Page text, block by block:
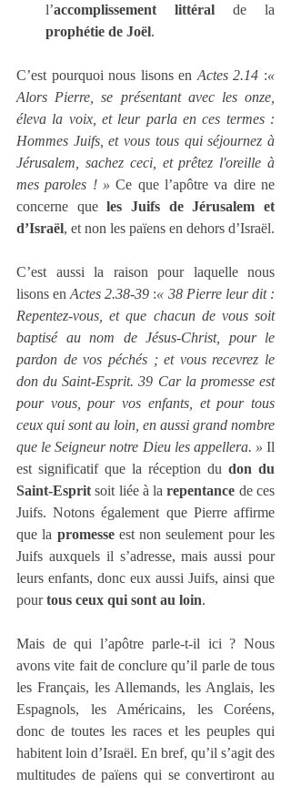
l’accomplissement littéral
prophétie de Joël.
C’est pourquoi nous lisons en Actes 2.14 :«
Alors Pierre, se présentant avec les onze,
éleva la voix, et leur parla en ces termes :
Hommes Juifs, et vous tous qui séjournez à
Jérusalem, sachez ceci, et prêtez l'oreille à
mes paroles ! » Ce que l’apôtre va dire ne
concerne que les Juifs de Jérusalem et
d’Israël, et non les païens en dehors d’Israël.
C’est aussi la raison pour laquelle nous
lisons en Actes 2.38‑39 :« 38 Pierre leur dit :
Repentez-vous, et que chacun de vous soit
baptisé au nom de Jésus‑Christ, pour le
pardon de vos péchés ; et vous recevrez le
don du Saint‑Esprit. 39 Car la promesse est
pour vous, pour vos enfants, et pour tous
ceux qui sont au loin, en aussi grand nombre
que le Seigneur notre Dieu les appellera. » Il
est significatif que la réception du don du
Saint‑Esprit soit liée à la repentance de ces
Juifs. Notons également que Pierre affirme
que la promesse est non seulement pour les
Juifs auxquels il s’adresse, mais aussi pour
leurs enfants, donc eux aussi Juifs, ainsi que
pour tous ceux qui sont au loin.
Mais de qui l’apôtre parle-t-il ici ? Nous
avons vite fait de conclure qu’il parle de tous
les Français, les Allemands, les Anglais, les
Espagnols, les Américains, les Coréens,
donc de toutes les races et les peuples qui
habitent loin d’Israël. En bref, qu’il s’agit des
multitudes de païens qui se convertiront au